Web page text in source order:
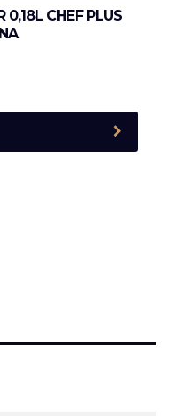
0,18L CHEF PLUS